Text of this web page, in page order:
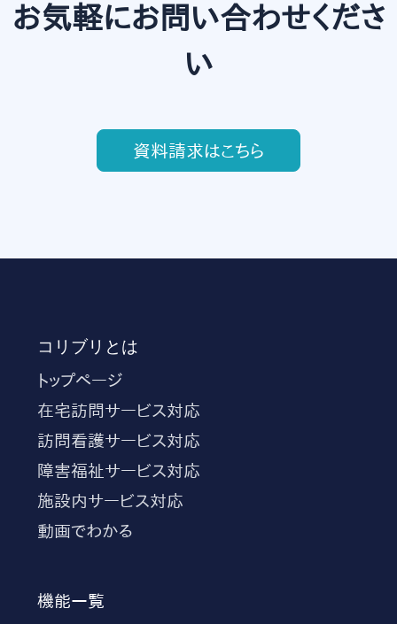
お気軽にお問い合わせくださ
い
資料請求はこちら
コリブリとは
トップページ
在宅訪問サービス対応
訪問看護サービス対応
障害福祉サービス対応
施設内サービス対応
動画でわかる
機能一覧